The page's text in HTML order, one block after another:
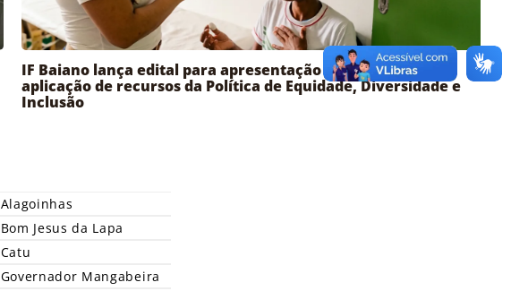
IF Baiano lança edital para apresentação de planos de
aplicação de recursos da Política de Equidade, Diversidade e
Inclusão
Alagoinhas
Bom Jesus da Lapa
Catu
Governador Mangabeira